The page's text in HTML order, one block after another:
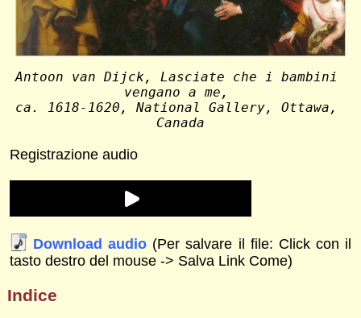
Antoon van Dijck, Lasciate che i bambini
vengano a me,
ca. 1618-1620, National Gallery, Ottawa,
Canada
Registrazione audio
Download audio (Per salvare il file: Click con il
tasto destro del mouse -> Salva Link Come)
Indice